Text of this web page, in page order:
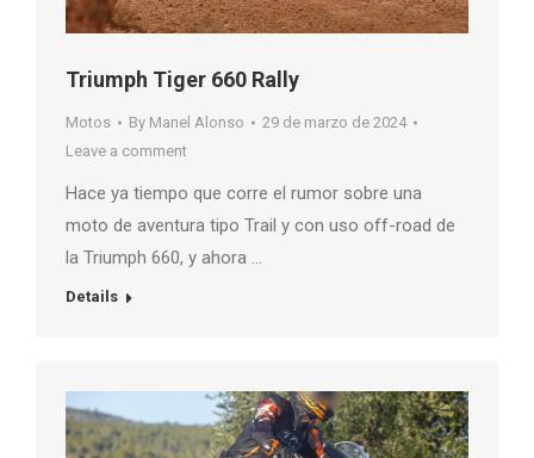
Triumph Tiger 660 Rally
Motos By Manel Alonso
29 de marzo de 2024
Leave a comment
Hace ya tiempo que corre el rumor sobre una
moto de aventura tipo Trail y con uso off-road de
la Triumph 660, y ahora …
Details